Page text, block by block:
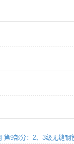
第9部分：2、3级无缝钢